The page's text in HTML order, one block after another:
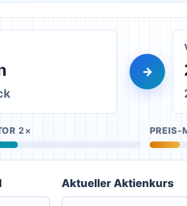
→
2× PREIS-
Aktueller Aktienkurs